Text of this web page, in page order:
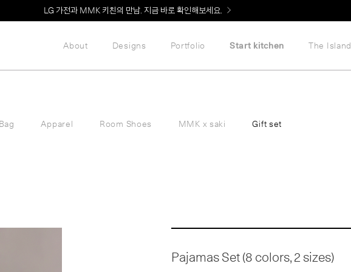
Welcome! 신규 회원가입 시 MMK Shop Coupon (총 60만원) 지급
About Designs Portfolio Start kitchen The Island
Bag Apparel Room Shoes MMK x saki Gift set
Pajamas Set (8 colors, 2 sizes)